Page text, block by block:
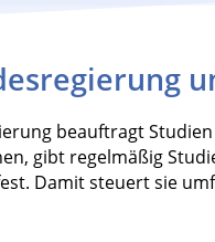
beauftragt
gibt regelmäßig
Damit steuert sie